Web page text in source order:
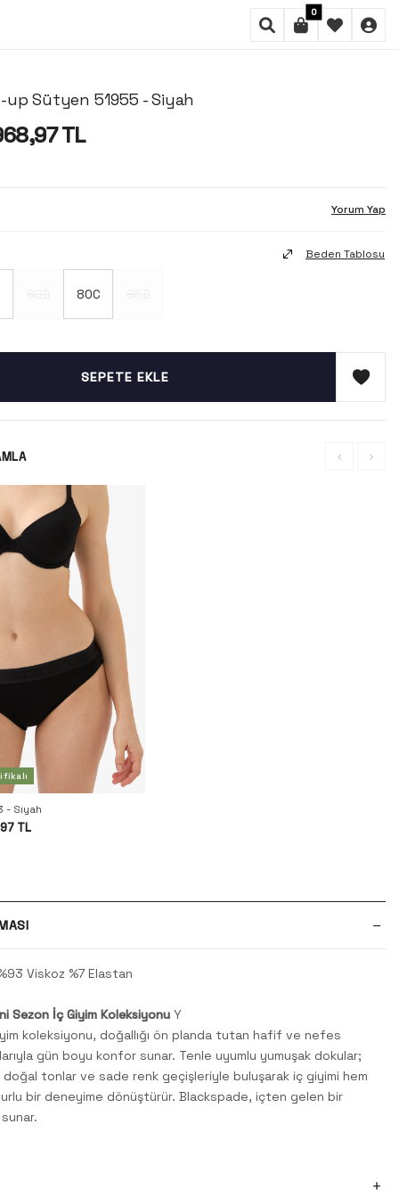
0
up Sütyen 51955 - Siyah
TL
Yorum Yap
Beden Tablosu
80C
SEPETE EKLE
- Siyah
TL
Viskoz %7 Elastan
Sezon İç Giyim Koleksiyonu Y
koleksiyonu, doğallığı ön planda tutan hafif ve nefes
gün boyu konfor sunar. Tenle uyumlu yumuşak dokular;
tonlar ve sade renk geçişleriyle buluşarak iç giyimi hem
bir deneyime dönüştürür. Blackspade, içten gelen bir